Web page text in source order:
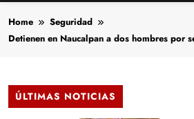
Home
Seguridad
Detienen en Naucalpan a dos hombres por
ÚLTIMAS NOTICIAS